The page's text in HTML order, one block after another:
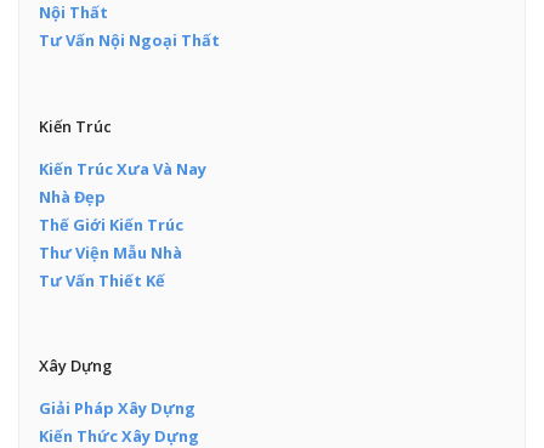
Nội Thất
Tư Vấn Nội Ngoại Thất
Kiến Trúc
Kiến Trúc Xưa Và Nay
Nhà Đẹp
Thế Giới Kiến Trúc
Thư Viện Mẫu Nhà
Tư Vấn Thiết Kế
Xây Dựng
Giải Pháp Xây Dựng
Kiến Thức Xây Dựng